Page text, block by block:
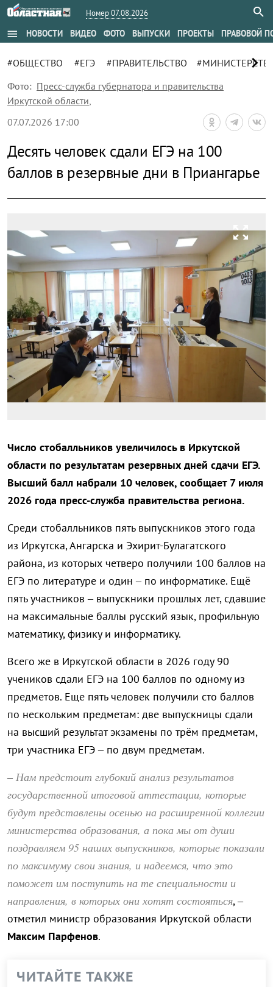
Номер 07.08.2026
menu НОВОСТИ ВИДЕО ФОТО ВЫПУСКИ ПРОЕКТЫ ПРАВОВОЙ
#ОБЩЕСТВО #ЕГЭ #ПРАВИТЕЛЬСТВО chevron_right
Фото: Пресс-служба губернатора и правительства
Иркутской области,
07.07.2026 17:00
Десять человек сдали ЕГЭ на 100
баллов в резервные дни в Приангарье
zoom_out_map
Число стобалльников увеличилось в Иркутской
области по результатам резервных дней сдачи ЕГЭ.
Высший балл набрали 10 человек, сообщает 7 июля
2026 года пресс-служба правительства региона.
Среди стобалльников пять выпускников этого года
из Иркутска, Ангарска и Эхирит-Булагатского
района, из которых четверо получили 100 баллов на
ЕГЭ по литературе и один – по информатике. Ещё
пять участников – выпускники прошлых лет, сдавшие
на максимальные баллы русский язык, профильную
математику, физику и информатику.
Всего же в Иркутской области в 2026 году 90
учеников сдали ЕГЭ на 100 баллов по одному из
предметов. Еще пять человек получили сто баллов
по нескольким предметам: две выпускницы сдали
на высший результат экзамены по трём предметам,
три участника ЕГЭ – по двум предметам.
–Нам предстоит глубокий анализ результатов
государственной итоговой аттестации, которые
будут представлены осенью на расширенной коллегии
министерства образования, а пока мы от души
поздравляем 95 наших выпускников, которые показали
по максимуму свои знания, и надеемся, что это
поможет им поступить на те специальности и
направления, в которых они хотят состояться, –
отметил министр образования Иркутской области
Максим Парфенов.
ЧИТАЙТЕ ТАКЖЕ